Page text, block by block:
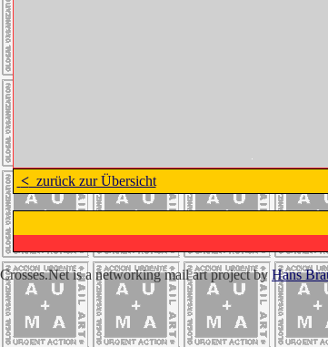
<zurück zur Übersicht
Crosses.Net is a networking mail art project by Hans